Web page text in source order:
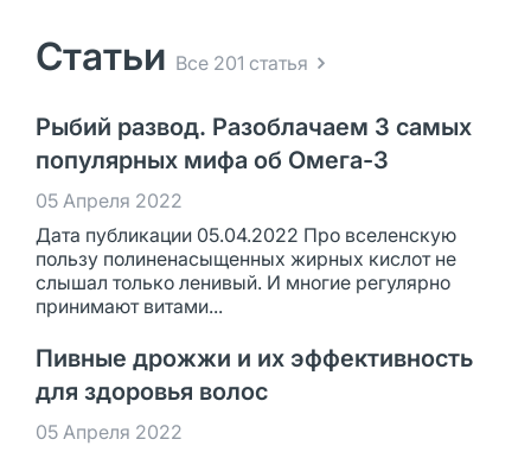
Статьи Все 201 статья
Рыбий развод. Разоблачаем 3 самых
популярных мифа об Омега-3
05 Апреля 2022
Дата публикации 05.04.2022 Про вселенскую
пользу полиненасыщенных жирных кислот не
слышал только ленивый. И многие регулярно
принимают витами...
Пивные дрожжи и их эффективность
для здоровья волос
05 Апреля 2022